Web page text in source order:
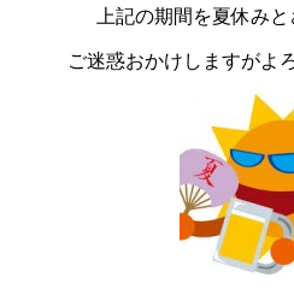
上記の期間を夏休み
ご迷惑おかけしますがよ